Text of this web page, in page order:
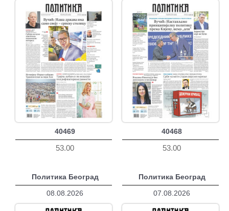
40469
53.00
40468
53.00
Политика Београд
08.08.2026
Политика Београд
07.08.2026